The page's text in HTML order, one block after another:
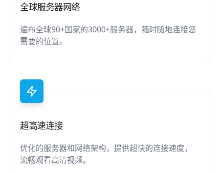
全球服务器网络
遍布全球90+国家的3000+服务器，随时随地连接您
需要的位置。
超高速连接
优化的服务器和网络架构，提供超快的连接速度，
流畅观看高清视频。